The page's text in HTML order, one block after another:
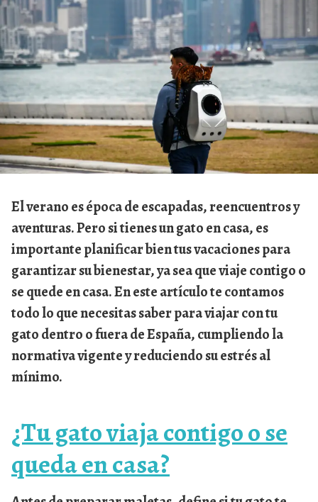
El verano es época de escapadas, reencuentros y
aventuras. Pero si tienes un gato en casa, es
importante planificar bien tus vacaciones para
garantizar su bienestar, ya sea que viaje contigo o
se quede en casa. En este artículo te contamos
todo lo que necesitas saber para viajar con tu
gato dentro o fuera de España, cumpliendo la
normativa vigente y reduciendo su estrés al
mínimo.
¿Tu gato viaja contigo o se
queda en casa?